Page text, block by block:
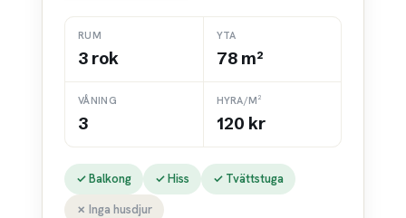
RUM
3 rok
YTA
78 m²
VÅNING
3
HYRA/M²
120 kr
✓ Balkong ✓ Hiss
✓ Tvättstuga
✗ Inga husdjur